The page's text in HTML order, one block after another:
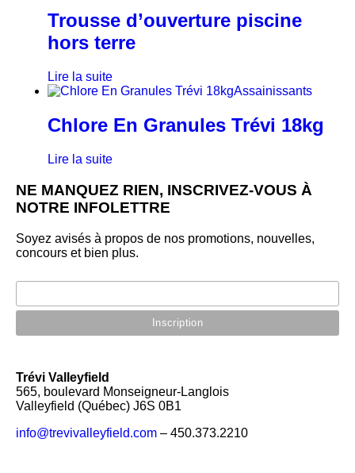
Trousse d’ouverture piscine
hors terre
Lire la suite
Assainissants
Chlore En Granules Trévi 18kg
Lire la suite
NE MANQUEZ RIEN, INSCRIVEZ-VOUS À
NOTRE INFOLETTRE
Soyez avisés à propos de nos promotions, nouvelles,
concours et bien plus.
Trévi Valleyfield
565, boulevard Monseigneur-Langlois
Valleyfield (Québec) J6S 0B1
info@trevivalleyfield.com – 450.373.2210